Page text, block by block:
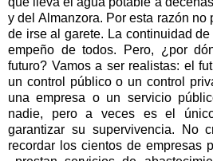
y del Almanzora. Por esta razón no
de irse al garete. La continuidad
empeño de todos. Pero, ¿por
futuro? Vamos a ser realistas: el
un control público o un control
una empresa o un servicio
nadie, pero a veces es el
garantizar su supervivencia. No
recordar los cientos de empresas